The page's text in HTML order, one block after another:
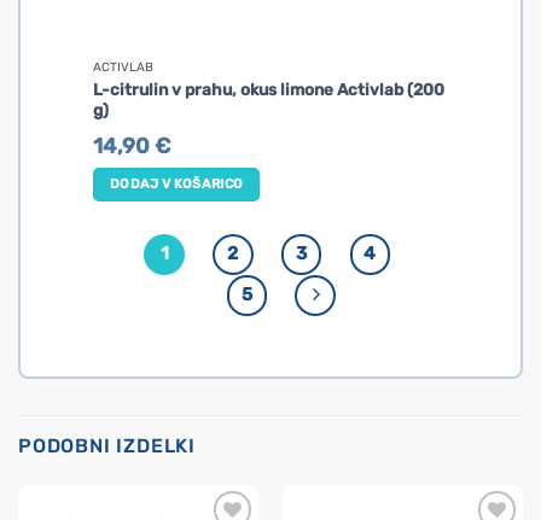
ACTIVLAB
L-citrulin v prahu, okus limone Activlab (200
g)
14,90€
DODAJ V KOŠARICO
1 2 3
4
5
PODOBNI IZDELKI